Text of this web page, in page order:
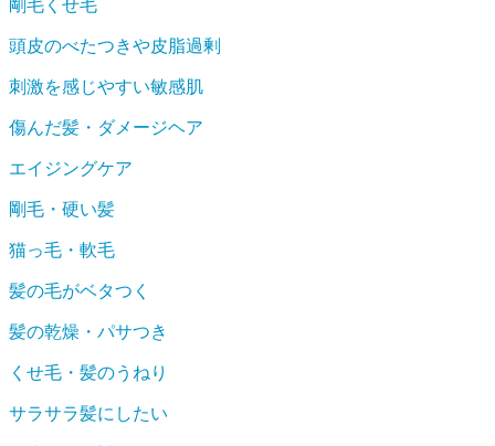
剛毛くせ毛
頭皮のべたつきや皮脂過剰
刺激を感じやすい敏感肌
傷んだ髪・ダメージヘア
エイジングケア
剛毛・硬い髪
猫っ毛・軟毛
髪の毛がベタつく
髪の乾燥・パサつき
くせ毛・髪のうねり
サラサラ髪にしたい